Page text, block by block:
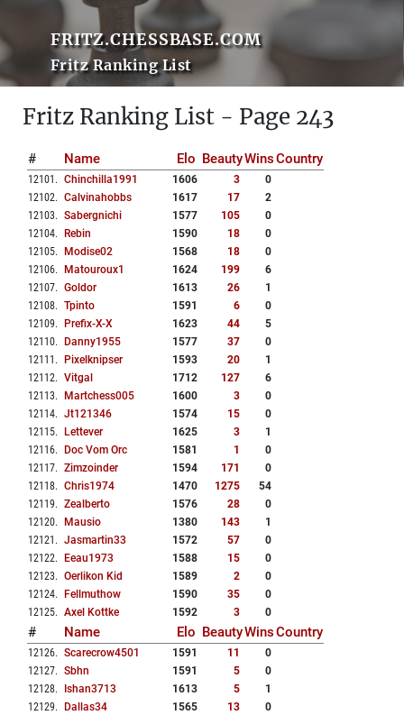
FRITZ.CHESSBASE.COM
Fritz Ranking List
Fritz Ranking List - Page 243
# Name Elo BeautyWinsCountry
12101 . Chinchilla1991 1606 3
0
12102. Calvinahobbs 1617 17
2
12103. Sabergnichi 1577 105
0
12104. Rebin 1590 18
0
12105. Modise02 1568 18
0
12106. Matouroux1 1624 199
6
12107. Goldor 1613 26
1
12108. Tpinto 1591 6
0
12109. Prefix-X-X 1623 44
5
12110. Danny1955 1577 37
0
12111 . Pixelknipser 1593 20
1
12112. Vitgal 1712 127
6
12113. Martchess005 1600 3
0
12114. Jt121346 1574 15
0
12115. Lettever 1625 3
1
12116. Doc Vom Orc 1581 1
0
12117. Zimzoinder 1594 171
0
12118. Chris1974 1470 1275
54
12119. Zealberto 1576 28
0
12120. Mausio 1380 143
1
12121 . Jasmartin33 1572 57
0
12122. Eeau1973 1588 15
0
12123. Oerlikon Kid 1589 2
0
12124. Fellmuthow 1590 35
0
12125. Axel Kottke 1592 3 0
# Name Elo BeautyWinsCountry
12126. Scarecrow4501 1591 11
0
12127. Sbhn 1591 5
0
12128. Ishan3713 1613 5
1
12129. Dallas34 1565 13
0